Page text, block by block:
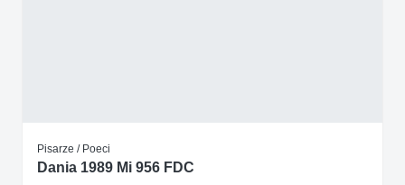
Pisarze / Poeci
Dania 1989 Mi 956 FDC